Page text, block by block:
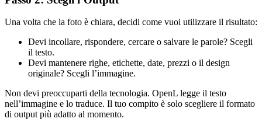
Una volta che la foto è chiara, decidi come vuoi utilizzare il risultato:
Devi incollare, rispondere, cercare o salvare le parole? Scegli
il testo.
Devi mantenere righe, etichette, date, prezzi o il design
originale? Scegli l’immagine.
Non devi preoccuparti della tecnologia. OpenL legge il testo
nell’immagine e lo traduce. Il tuo compito è solo scegliere il formato
di output più adatto al momento.